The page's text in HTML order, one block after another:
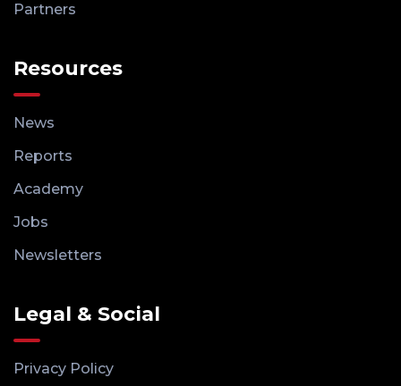
Partners
Resources
News
Reports
Academy
Jobs
Newsletters
Legal & Social
Privacy Policy